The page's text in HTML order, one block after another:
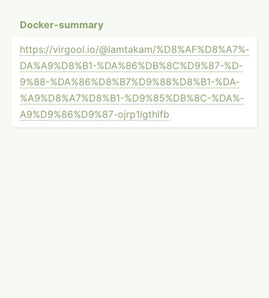
Docker­-su­mmary
https:­//v­irg­ool.io­/@l­amt­aka­m/%­D8%­AF%­D8%­A7%­
DA%­A9%­D8%­B1-­%DA­%86­%DB­%8C­%D9­%87­-%D­
9%8­8-%­DA%­86%­D8%­B7%­D9%­88%­D8%­B1-­%DA­
%A9­%D8­%A7­%D8­%B1­-%D­9%8­5%D­B%8­C-%­DA%­
A9%­D9%­86%­D9%­87-­ojr­p1i­gthlfb